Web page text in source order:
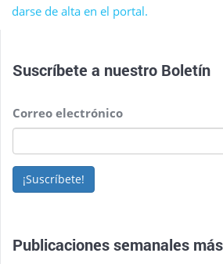
darse de alta en el portal.
Suscríbete a nuestro Boletín
Correo electrónico
¡Suscríbete!
Publicaciones semanales